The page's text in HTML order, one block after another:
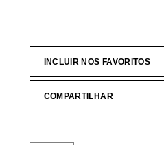
INCLUIR NOS FAVORITOS
COMPARTILHAR